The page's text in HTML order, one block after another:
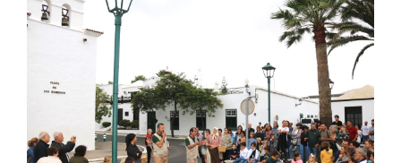
TURISMO
CONTACTO